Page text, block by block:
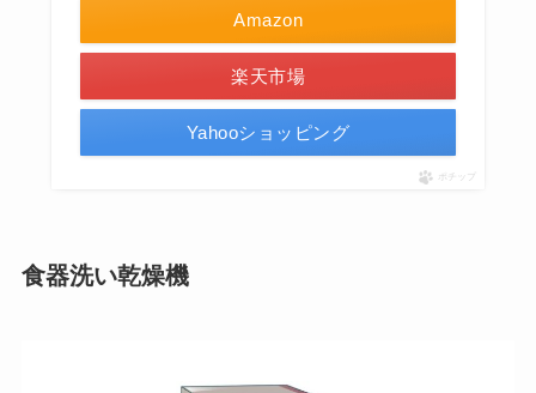
Amazon
楽天市場
Yahooショッピング
ポチップ
食器洗い乾燥機